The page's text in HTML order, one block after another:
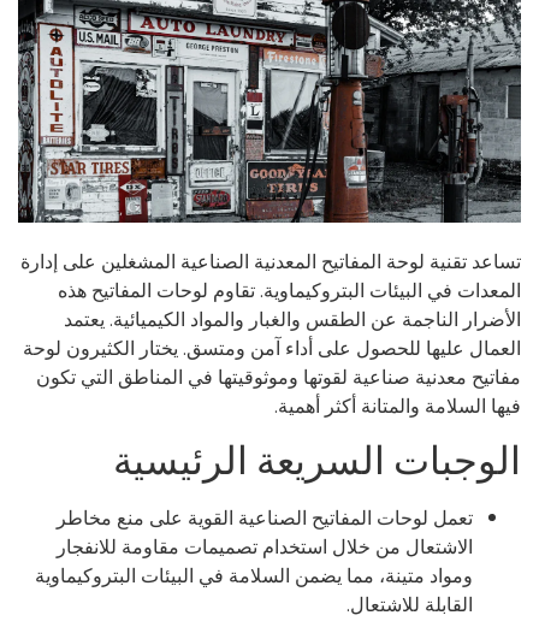
تقنية لوحة المفاتيح المعدنية الصناعية المشغلين على إدارة
في البيئات البتروكيماوية. تقاوم لوحات المفاتيح هذه
الناجمة عن الطقس والغبار والمواد الكيميائية. يعتمد
عليها للحصول على أداء آمن ومتسق. يختار الكثيرون لوحة
معدنية صناعية لقوتها وموثوقيتها في المناطق التي تكون
السلامة والمتانة أكثر أهمية.
السريعة الرئيسية
تعمل لوحات المفاتيح الصناعية القوية على منع مخاطر
الاشتعال من خلال استخدام تصميمات مقاومة للانفجار
ومواد متينة، مما يضمن السلامة في البيئات البتروكيماوية
القابلة للاشتعال.